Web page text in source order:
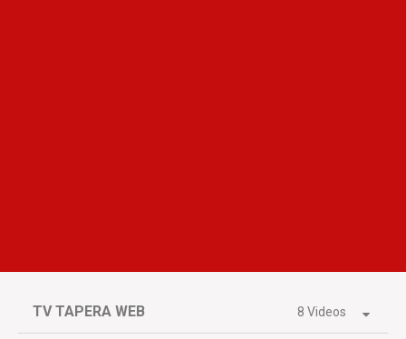
TV TAPERA WEB 8 Videos